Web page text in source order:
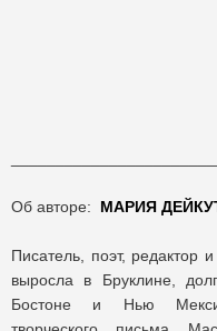
Об авторе: МАРИЯ
Писатель, поэт, редактор
выросла в Бруклине,
Бостоне и Нью